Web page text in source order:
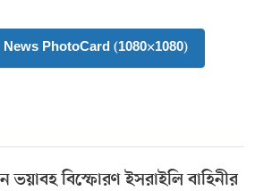
PhotoCard (1080×1080)
ভয়াবহ বিস্ফোরণ ইসরাইলি বাহিনীর